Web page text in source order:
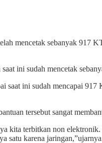
mencetak sebanyak 917
ini sudah mencetak
saat ini sudah mencapai
tersebut sangat
kita terbitkan non elektronik.
satu karena